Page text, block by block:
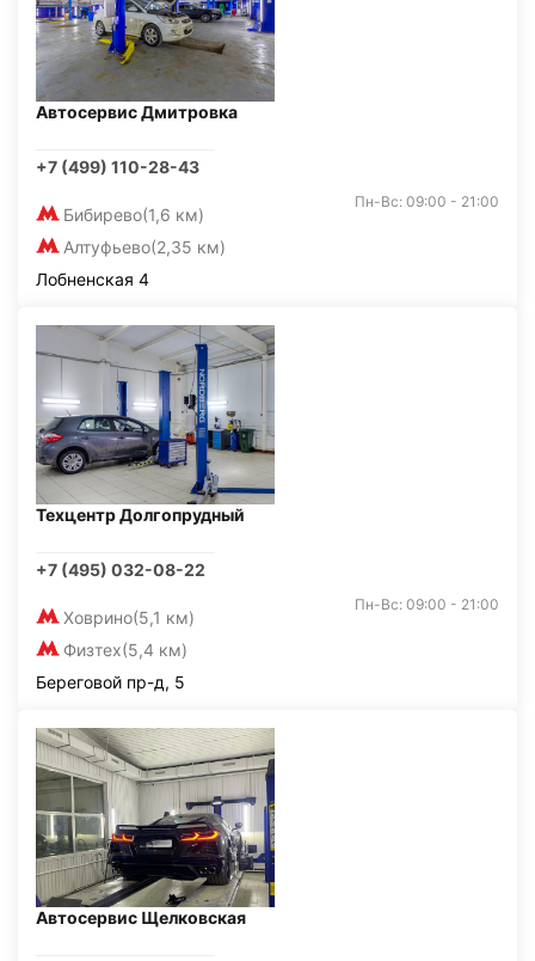
Автосервис Дмитровка
+7 (499) 110-28-43
Бибирево(1,6 км)
Алтуфьево(2,35 км)
Пн-Вс: 09:00 - 21:00
Лобненская 4
Техцентр Долгопрудный
+7 (495) 032-08-22
Ховрино(5,1 км)
Физтех(5,4 км)
Пн-Вс: 09:00 - 21:00
Береговой пр-д, 5
Автосервис Щелковская